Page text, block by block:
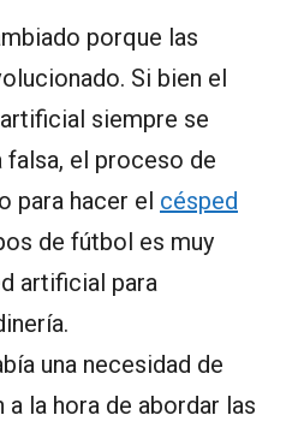
porque las
Si bien el
siempre se
falsa, el proceso de
para hacer el césped
de fútbol es muy
artificial para
.
una necesidad de
a la hora de abordar las